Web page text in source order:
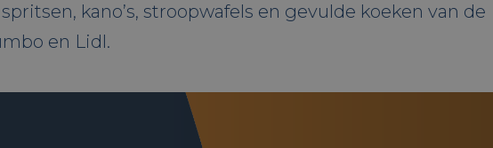
kano’s, stroopwafels en gevulde koeken van de
en Lidl.